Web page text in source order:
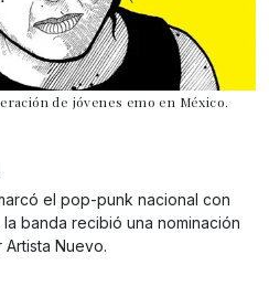
de jóvenes emo en México.
el pop-punk nacional con
la banda recibió una nominación
Artista Nuevo.